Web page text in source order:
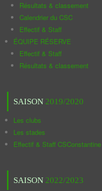
Résultats & classement
Calendrier du CSC
Effectif & Staff
ÉQUIPE RÉSERVE
Effectif & Staff
Résultats & classement
SAISON 2019/2020
Les clubs
Les stades
Effectif & Staff CSConstantine
SAISON 2022/2023